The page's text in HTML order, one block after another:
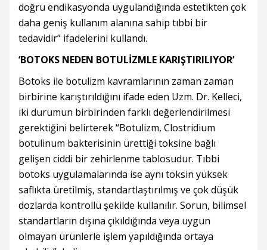
doğru endikasyonda uygulandığında estetikten çok
daha geniş kullanım alanına sahip tıbbi bir
tedavidir” ifadelerini kullandı.
‘BOTOKS NEDEN BOTULİZMLE KARIŞTIRILIYOR’
Botoks ile botulizm kavramlarının zaman zaman
birbirine karıştırıldığını ifade eden Uzm. Dr. Kelleci,
iki durumun birbirinden farklı değerlendirilmesi
gerektiğini belirterek “Botulizm, Clostridium
botulinum bakterisinin ürettiği toksine bağlı
gelişen ciddi bir zehirlenme tablosudur. Tıbbi
botoks uygulamalarında ise aynı toksin yüksek
saflıkta üretilmiş, standartlaştırılmış ve çok düşük
dozlarda kontrollü şekilde kullanılır. Sorun, bilimsel
standartların dışına çıkıldığında veya uygun
olmayan ürünlerle işlem yapıldığında ortaya